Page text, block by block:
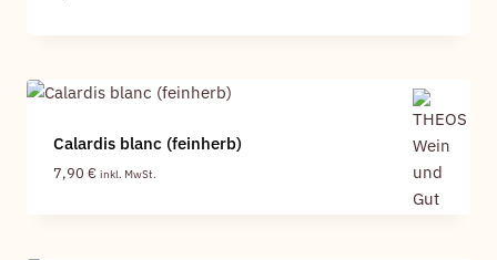
Calardis blanc (feinherb)
7,90 € inkl. MwSt.